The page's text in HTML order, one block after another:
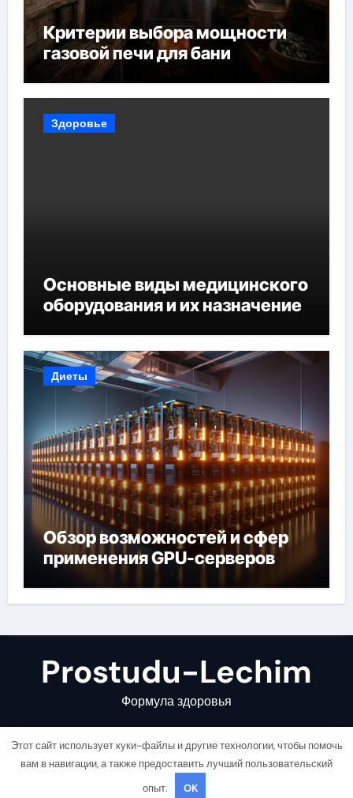
Критерии выбора мощности
газовой печи для бани
Здоровье
Основные виды медицинского
оборудования и их назначение
Диеты
Обзор возможностей и сфер
применения GPU-серверов
Prostudu-Lechim
Формула здоровья
Copyright © All rights reserved |
Этот сайт использует куки-файлы и другие технологии, чтобы помочь
вам в навигации, а также предоставить лучший пользовательский
опыт.
OK